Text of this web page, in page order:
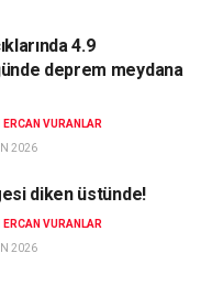
4.9
deprem meydana
ERCAN VURANLAR
2026
diken üstünde!
ERCAN VURANLAR
2026